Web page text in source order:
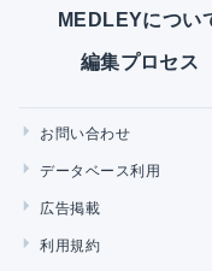
MEDLEYについ
編集プロセス
お問い合わせ
データベース利用
広告掲載
利用規約